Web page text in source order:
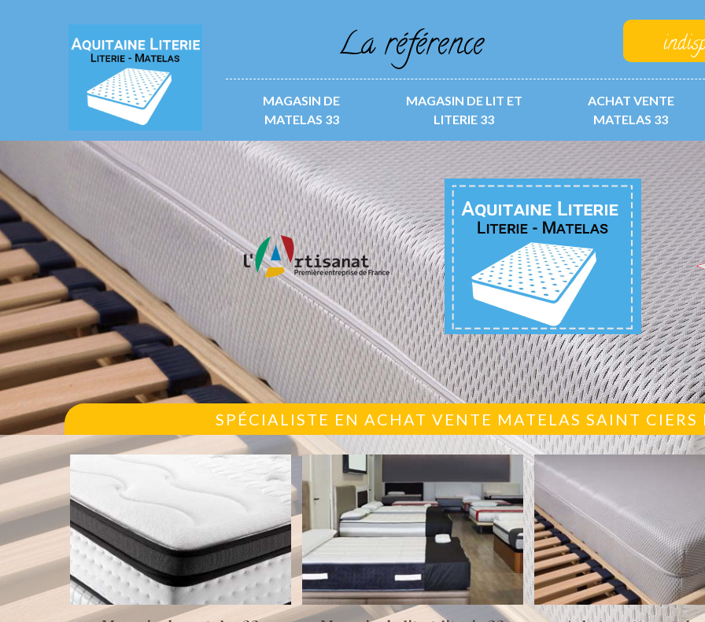
La référence
MAGASIN DE
MATELAS 33
MAGASIN DE LIT ET
LITERIE 33
ACHAT VENTE
MATELAS 33
SPÉCIALISTE EN ACHAT VENTE MATELAS SAINT